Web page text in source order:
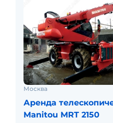
Москва
Аренда
Manitou MRT 2150